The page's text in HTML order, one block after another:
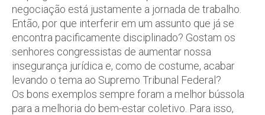
negociação está justamente a jornada de trabalho.
Então, por que interferir em um assunto que já se
encontra pacificamente disciplinado? Gostam os
senhores congressistas de aumentar nossa
insegurança jurídica e, como de costume, acabar
levando o tema ao Supremo Tribunal Federal?
Os bons exemplos sempre foram a melhor bússola
para a melhoria do bem-estar coletivo. Para isso,